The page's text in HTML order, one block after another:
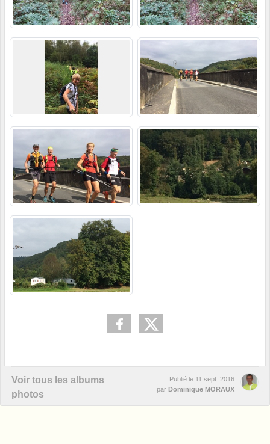
Voir tous les albums
photos
Publié le 11 sept. 2016
par Dominique MORAUX